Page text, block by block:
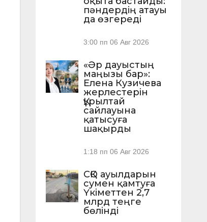
пәндердің атауы
да өзгереді
3:00 пп 06 Авг 2026
«Әр дауыстың
маңызы бар»:
Елена Кузичева
жерлестерін
Құрылтай
сайлауына
қатысуға
шақырды
1:18 пп 06 Авг 2026
СҚО ауылдарын
сумен қамтуға
Үкіметтен 2,7
млрд теңге
бөлінді